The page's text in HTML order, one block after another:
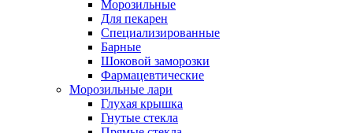
Морозильные
Для пекарен
Специализированные
Барные
Шоковой заморозки
Фармацевтические
Морозильные лари
Глухая крышка
Гнутые стекла